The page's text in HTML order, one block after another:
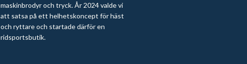
maskinbrodyr och tryck. År 2024 valde vi
att satsa på ett helhetskoncept för häst
och ryttare och startade därför en
ridsportsbutik.